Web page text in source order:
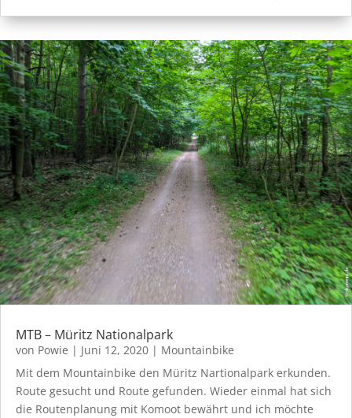
MTB – Müritz Nationalpark
von Powie | Juni 12, 2020 | Mountainbike
Mit dem Mountainbike den Müritz Nartionalpark erkunden.
Route gesucht und Route gefunden. Wieder einmal hat sich
die Routenplanung mit Komoot bewährt und ich möchte